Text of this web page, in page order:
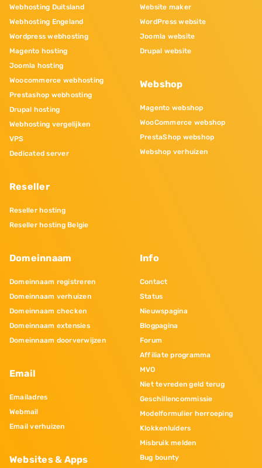
Webhosting Duitsland
Webhosting Engeland
Wordpress webhosting
Magento hosting
Joomla hosting
Woocommerce webhosting
Prestashop webhosting
Drupal hosting
Webhosting vergelijken
VPS
Dedicated server
Reseller
Reseller hosting
Reseller hosting Belgie
Website maker
WordPress website
Joomla website
Drupal website
Webshop
Magento webshop
WooCommerce webshop
PrestaShop webshop
Webshop verhuizen
Domeinnaam
Domeinnaam registreren
Domeinnaam verhuizen
Domeinnaam checken
Domeinnaam extensies
Domeinnaam doorverwijzen
Email
Emailadres
Webmail
Email verhuizen
Websites & Apps
Info
Contact
Status
Nieuwspagina
Blogpagina
Forum
Affiliate programma
MVO
Niet tevreden geld terug
Geschillencommissie
Modelformulier herroeping
Klokkenluiders
Misbruik melden
Bug bounty